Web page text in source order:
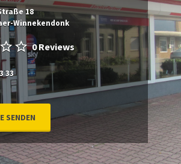
18
Winnekendonk
0 Reviews
33
SENDEN